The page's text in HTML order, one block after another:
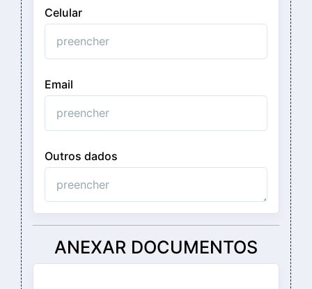
Celular
Email
Outros dados
ANEXAR DOCUMENTOS